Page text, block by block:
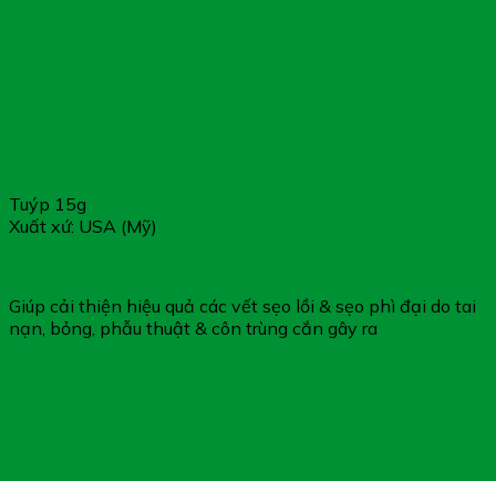
Tuýp 15g
Xuất xứ: USA (Mỹ)
Giúp cải thiện hiệu quả các vết sẹo lồi & sẹo phì đại do tai
nạn, bỏng, phẫu thuật & côn trùng cắn gây ra